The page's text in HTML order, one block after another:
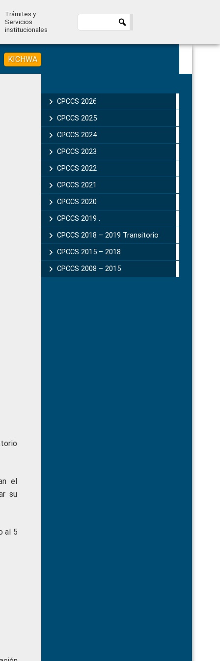
Trámites y
Servicios
institucionales
KICHWA
el
su
al 5
Sidebar
CPCCS 2026
CPCCS 2025
CPCCS 2024
CPCCS 2023
CPCCS 2022
CPCCS 2021
CPCCS 2020
CPCCS 2019 .
CPCCS 2018 – 2019 Transitorio
CPCCS 2015 – 2018
CPCCS 2008 – 2015